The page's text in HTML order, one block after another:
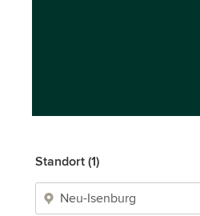
Standort (1)